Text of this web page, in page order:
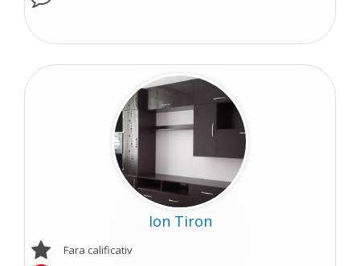
Ion Tiron
Fara calificativ